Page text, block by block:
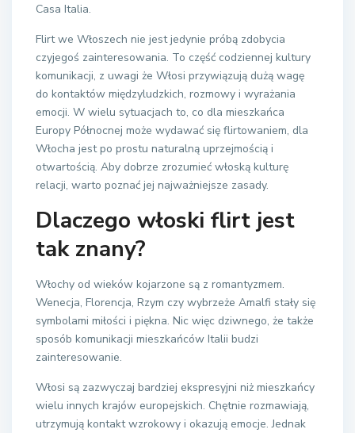
Casa Italia.
Flirt we Włoszech nie jest jedynie próbą zdobycia
czyjegoś zainteresowania. To część codziennej kultury
komunikacji, z uwagi że Włosi przywiązują dużą wagę
do kontaktów międzyludzkich, rozmowy i wyrażania
emocji. W wielu sytuacjach to, co dla mieszkańca
Europy Północnej może wydawać się flirtowaniem, dla
Włocha jest po prostu naturalną uprzejmością i
otwartością. Aby dobrze zrozumieć włoską kulturę
relacji, warto poznać jej najważniejsze zasady.
Dlaczego włoski flirt jest
tak znany?
Włochy od wieków kojarzone są z romantyzmem.
Wenecja, Florencja, Rzym czy wybrzeże Amalfi stały się
symbolami miłości i piękna. Nic więc dziwnego, że także
sposób komunikacji mieszkańców Italii budzi
zainteresowanie.
Włosi są zazwyczaj bardziej ekspresyjni niż mieszkańcy
wielu innych krajów europejskich. Chętnie rozmawiają,
utrzymują kontakt wzrokowy i okazują emocje. Jednak